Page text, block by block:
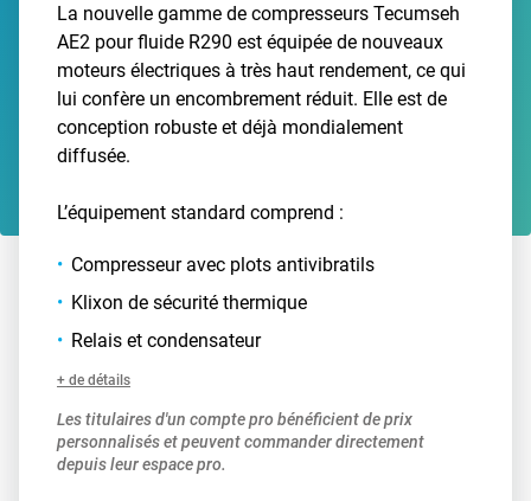
La nouvelle gamme de compresseurs Tecumseh
AE2 pour fluide R290 est équipée de nouveaux
moteurs électriques à très haut rendement, ce qui
lui confère un encombrement réduit. Elle est de
conception robuste et déjà mondialement
diffusée.
L’équipement standard comprend :
Compresseur avec plots antivibratils
Klixon de sécurité thermique
Relais et condensateur
+ de détails
Les titulaires d'un compte pro bénéficient de prix
personnalisés et peuvent commander directement
depuis leur espace pro.